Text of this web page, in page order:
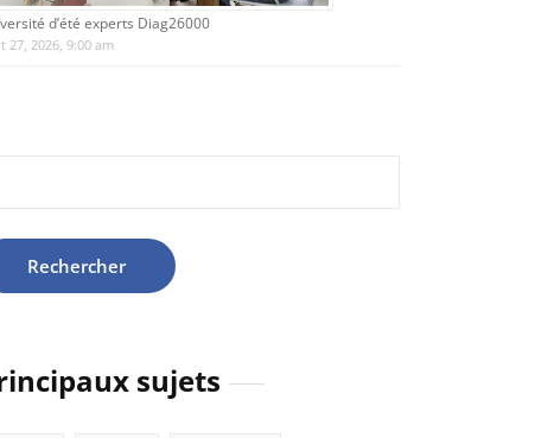
d’été experts Diag26000
27, 2026, 9:00 am
sujets